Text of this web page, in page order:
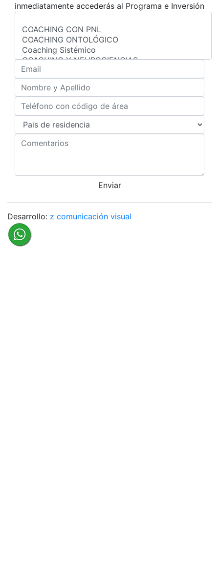
inmediatamente accederás al Programa e Inversión
Enviar
Desarrollo: z comunicación visual